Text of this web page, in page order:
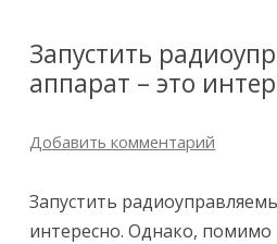
Запустить
аппарат – это
Добавить комментарий
Запустить
интересно. Однако, помимо